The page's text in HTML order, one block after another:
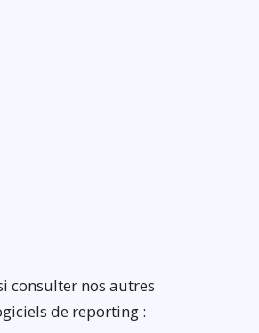
consulter nos autres
de reporting :